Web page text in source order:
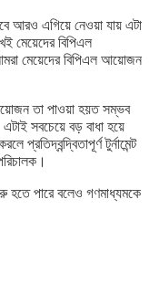
আরও এগিয়ে নেওয়া যায় এটা
মেয়েদের বিপিএল
মেয়েদের বিপিএল আয়োজন
তা পাওয়া হয়ত সম্ভব
সবচেয়ে বড় বাধা হয়ে
টুর্নামেন্ট
হতে পারে বলেও গণমাধ্যমকে